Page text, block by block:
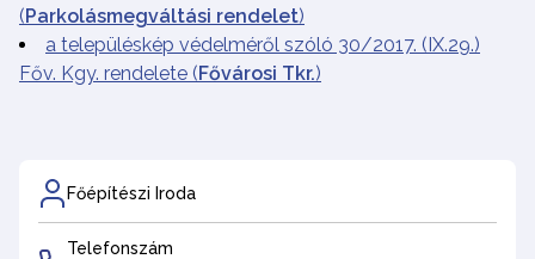
(Parkolásmegváltási rendelet)
a településkép védelméről szóló 30/2017. (IX.29.)
Főv. Kgy. rendelete (Fővárosi Tkr.)
Főépítészi Iroda
Telefonszám